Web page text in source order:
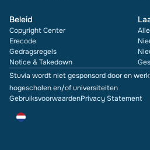
Beleid
Copyright Center
Erecode
Gedragsregels
Notice & Takedown
Stuvia wordt niet gesponsord door en
hogescholen en/of universiteiten
GebruiksvoorwaardenPrivacy Statement